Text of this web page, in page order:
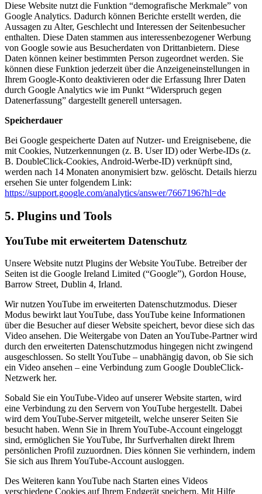
Diese Website nutzt die Funktion “demografische Merkmale” von
Google Analytics. Dadurch können Berichte erstellt werden, die
Aussagen zu Alter, Geschlecht und Interessen der Seitenbesucher
enthalten. Diese Daten stammen aus interessenbezogener Werbung
von Google sowie aus Besucherdaten von Drittanbietern. Diese
Daten können keiner bestimmten Person zugeordnet werden. Sie
können diese Funktion jederzeit über die Anzeigeneinstellungen in
Ihrem Google-Konto deaktivieren oder die Erfassung Ihrer Daten
durch Google Analytics wie im Punkt “Widerspruch gegen
Datenerfassung” dargestellt generell untersagen.
Speicherdauer
Bei Google gespeicherte Daten auf Nutzer- und Ereignisebene, die
mit Cookies, Nutzerkennungen (z. B. User ID) oder Werbe-IDs (z.
B. DoubleClick-Cookies, Android-Werbe-ID) verknüpft sind,
werden nach 14 Monaten anonymisiert bzw. gelöscht. Details hierzu
ersehen Sie unter folgendem Link:
https://support.google.com/analytics/answer/7667196?hl=de
5. Plugins und Tools
YouTube mit erweitertem Datenschutz
Unsere Website nutzt Plugins der Website YouTube. Betreiber der
Seiten ist die Google Ireland Limited (“Google”), Gordon House,
Barrow Street, Dublin 4, Irland.
Wir nutzen YouTube im erweiterten Datenschutzmodus. Dieser
Modus bewirkt laut YouTube, dass YouTube keine Informationen
über die Besucher auf dieser Website speichert, bevor diese sich das
Video ansehen. Die Weitergabe von Daten an YouTube-Partner wird
durch den erweiterten Datenschutzmodus hingegen nicht zwingend
ausgeschlossen. So stellt YouTube – unabhängig davon, ob Sie sich
ein Video ansehen – eine Verbindung zum Google DoubleClick-
Netzwerk her.
Sobald Sie ein YouTube-Video auf unserer Website starten, wird
eine Verbindung zu den Servern von YouTube hergestellt. Dabei
wird dem YouTube-Server mitgeteilt, welche unserer Seiten Sie
besucht haben. Wenn Sie in Ihrem YouTube-Account eingeloggt
sind, ermöglichen Sie YouTube, Ihr Surfverhalten direkt Ihrem
persönlichen Profil zuzuordnen. Dies können Sie verhindern, indem
Sie sich aus Ihrem YouTube-Account ausloggen.
Des Weiteren kann YouTube nach Starten eines Videos
verschiedene Cookies auf Ihrem Endgerät speichern. Mit Hilfe